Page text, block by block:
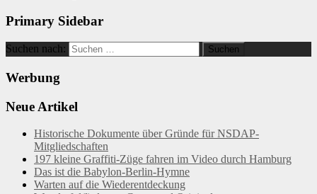
Primary Sidebar
Suchen nach:
Werbung
Neue Artikel
Historische Dokumente über Gründe für NSDAP-
Mitgliedschaften
197 kleine Graffiti-Züge fahren im Video durch Hamburg
Das ist die Babylon-Berlin-Hymne
Warten auf die Wiederentdeckung